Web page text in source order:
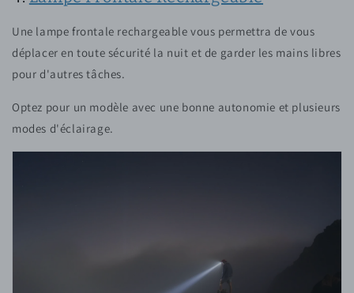
Une lampe frontale rechargeable vous permettra de vous
déplacer en toute sécurité la nuit et de garder les mains libres
pour d'autres tâches.
Optez pour un modèle avec une bonne autonomie et plusieurs
modes d'éclairage.